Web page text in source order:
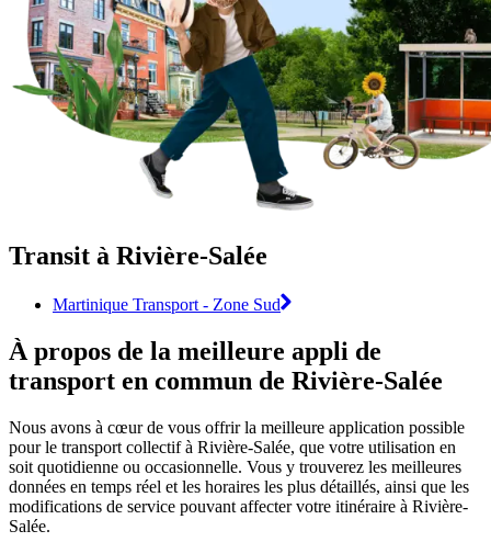
Transit à Rivière-Salée
Martinique Transport - Zone Sud
À propos de la meilleure appli de
transport en commun de Rivière-Salée
Nous avons à cœur de vous offrir la meilleure application possible
pour le transport collectif à Rivière-Salée, que votre utilisation en
soit quotidienne ou occasionnelle. Vous y trouverez les meilleures
données en temps réel et les horaires les plus détaillés, ainsi que les
modifications de service pouvant affecter votre itinéraire à Rivière-
Salée.